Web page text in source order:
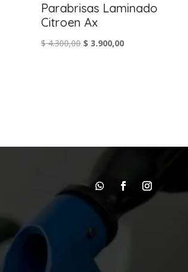
Parabrisas Laminado
Citroen Ax
$4.300,00 El
$ 3.900,00El